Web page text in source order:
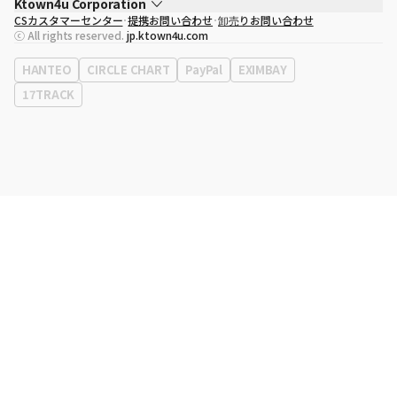
Ktown4u Corporation
代表取締役
ソン・ヒョミン
事業者登録番号120-87-71116
eContext
0120-23-7523
事務所住所
ソウル特別市江南区永東大路513、3階(三成洞、coex)
CSカスタマーセンター 提携お問い合わせ 卸売りお問い合わせ
ⓒ All rights reserved. jp.ktown4u.com
HANTEO CIRCLE CHART PayPal
EXIMBAY
17TRACK